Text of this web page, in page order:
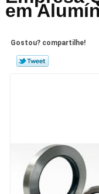
em
Gostou? compartilhe!